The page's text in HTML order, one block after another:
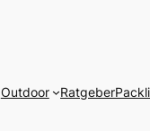
Outdoor Ratgeber